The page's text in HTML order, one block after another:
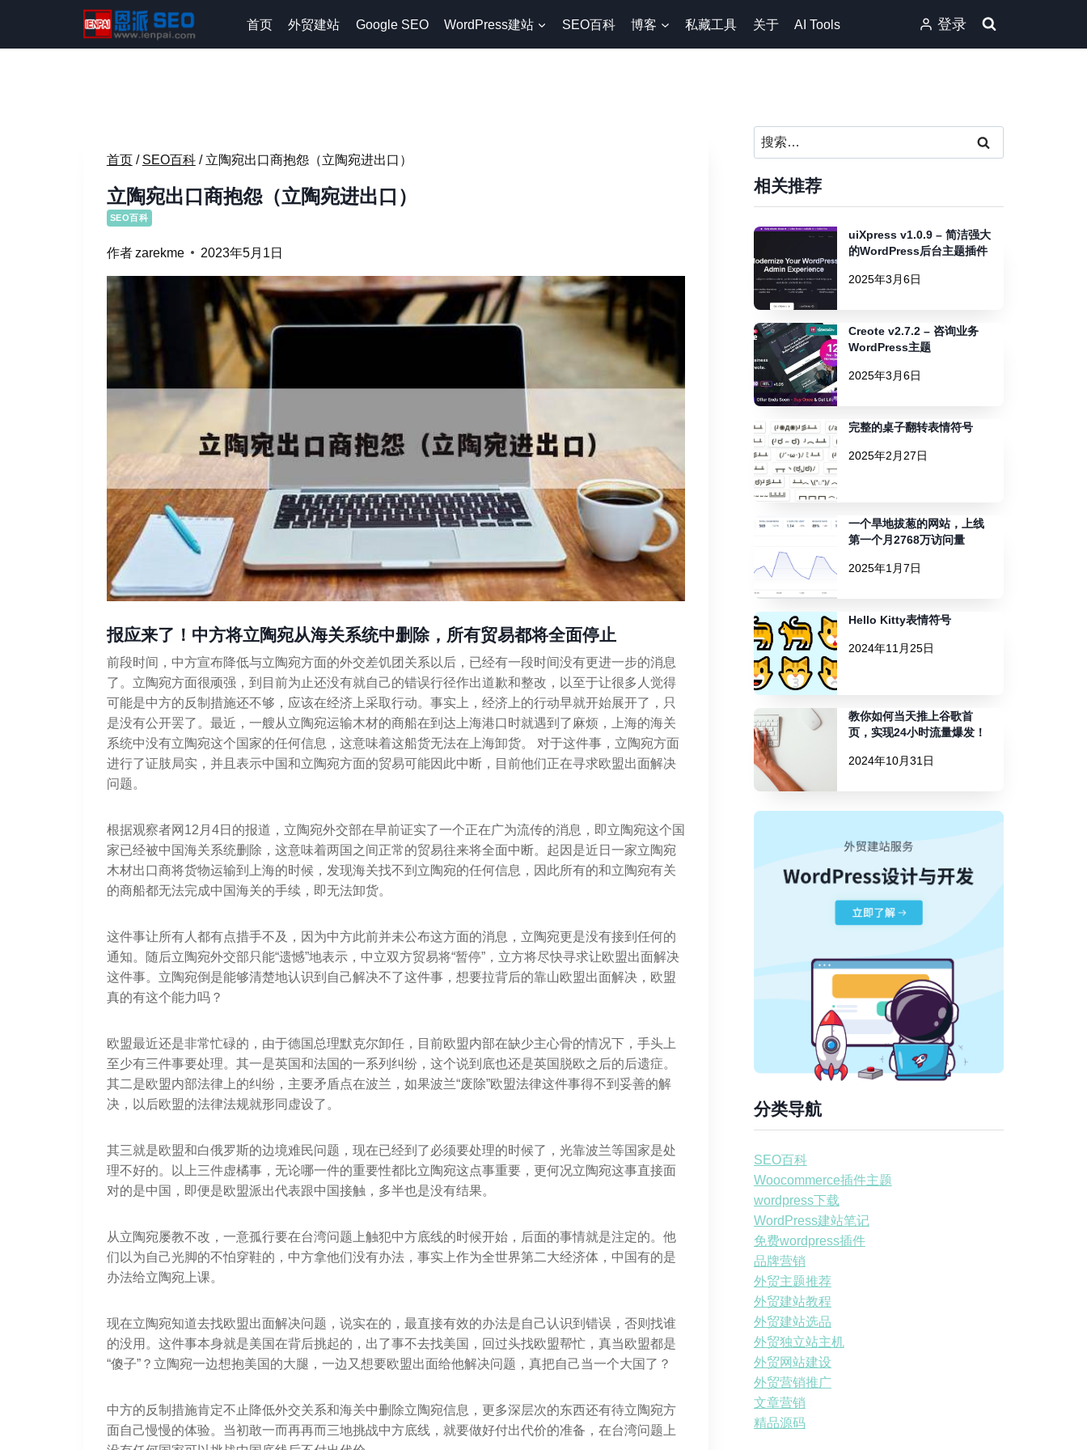
内
首页 外贸建站 Google SEO WordPress建站 SEO百科 博客 私藏工具 关于 AI Tools 登录
首页 / SEO百科 / 立陶宛出口商抱怨（立陶宛进出口）
立陶宛出口商抱怨（立陶宛进出口）
SEO百科
作者zarekme 2023年5月1日
报应来了！中方将立陶宛从海关系统中删除，所有贸易都将全面停止
前段时间，中方宣布降低与立陶宛方面的外交差饥团关系以后，已经有一段时间没有更进一步的消息
了。立陶宛方面很顽强，到目前为止还没有就自己的错误行径作出道歉和整改，以至于让很多人觉得
可能是中方的反制措施还不够，应该在经济上采取行动。事实上，经济上的行动早就开始展开了，只
是没有公开罢了。最近，一艘从立陶宛运输木材的商船在到达上海港口时就遇到了麻烦，上海的海关
系统中没有立陶宛这个国家的任何信息，这意味着这船货无法在上海卸货。 对于这件事，立陶宛方面
进行了证肢局实，并且表示中国和立陶宛方面的贸易可能因此中断，目前他们正在寻求欧盟出面解决
问题。
根据观察者网12月4日的报道，立陶宛外交部在早前证实了一个正在广为流传的消息，即立陶宛这个国
家已经被中国海关系统删除，这意味着两国之间正常的贸易往来将全面中断。起因是近日一家立陶宛
木材出口商将货物运输到上海的时候，发现海关找不到立陶宛的任何信息，因此所有的和立陶宛有关
的商船都无法完成中国海关的手续，即无法卸货。
这件事让所有人都有点措手不及，因为中方此前并未公布这方面的消息，立陶宛更是没有接到任何的
通知。随后立陶宛外交部只能“遗憾”地表示，中立双方贸易将“暂停”，立方将尽快寻求让欧盟出面解决
这件事。立陶宛倒是能够清楚地认识到自己解决不了这件事，想要拉背后的靠山欧盟出面解决，欧盟
真的有这个能力吗？
欧盟最近还是非常忙碌的，由于德国总理默克尔卸任，目前欧盟内部在缺少主心骨的情况下，手头上
至少有三件事要处理。其一是英国和法国的一系列纠纷，这个说到底也还是英国脱欧之后的后遗症。
其二是欧盟内部法律上的纠纷，主要矛盾点在波兰，如果波兰“废除”欧盟法律这件事得不到妥善的解
决，以后欧盟的法律法规就形同虚设了。
其三就是欧盟和白俄罗斯的边境难民问题，现在已经到了必须要处理的时候了，光靠波兰等国家是处
理不好的。以上三件虚橘事，无论哪一件的重要性都比立陶宛这点事重要，更何况立陶宛这事直接面
对的是中国，即便是欧盟派出代表跟中国接触，多半也是没有结果。
从立陶宛屡教不改，一意孤行要在台湾问题上触犯中方底线的时候开始，后面的事情就是注定的。他
们以为自己光脚的不怕穿鞋的，中方拿他们没有办法，事实上作为全世界第二大经济体，中国有的是
办法给立陶宛上课。
现在立陶宛知道去找欧盟出面解决问题，说实在的，最直接有效的办法是自己认识到错误，否则找谁
的没用。这件事本身就是美国在背后挑起的，出了事不去找美国，回过头找欧盟帮忙，真当欧盟都是
“傻子”？立陶宛一边想抱美国的大腿，一边又想要欧盟出面给他解决问题，真把自己当一个大国了？
中方的反制措施肯定不止降低外交关系和海关中删除立陶宛信息，更多深层次的东西还有待立陶宛方
面自己慢慢的体验。当初敢一而再再而三地挑战中方底线，就要做好付出代价的准备，在台湾问题上
搜
索：
相关推荐
uiXpress v1.0.9 – 简洁强大
的WordPress后台主题插件
2025年3月6日
Creote v2.7.2 – 咨询业务
WordPress主题
2025年3月6日
完整的桌子翻转表情符号
2025年2月27日
一个旱地拔葱的网站，上线
第一个月2768万访问量
2025年1月7日
Hello Kitty表情符号
2024年11月25日
教你如何当天推上谷歌首
页，实现24小时流量爆发！
2024年10月31日
分类导航
SEO百科
Woocommerce插件主题
wordpress下载
WordPress建站笔记
免费wordpress插件
品牌营销
外贸主题推荐
外贸建站教程
外贸建站选品
外贸独立站主机
外贸网站建设
外贸营销推广
文章营销
精品源码